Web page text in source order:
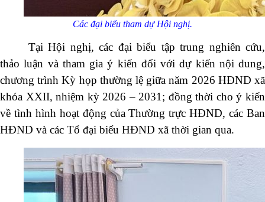
Các đại biểu tham dự Hội nghị.
Tại Hội nghị, các đại biểu tập trung nghiên cứu,
thảo luận và tham gia ý kiến đối với dự kiến nội dung,
chương trình Kỳ họp thường lệ giữa năm 2026 HĐND xã
khóa XXII, nhiệm kỳ 2026 – 2031; đồng thời cho ý kiến
về tình hình hoạt động của Thường trực HĐND, các Ban
HĐND và các Tổ đại biểu HĐND xã thời gian qua.